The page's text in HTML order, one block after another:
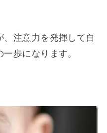
注意力を発揮して自
歩になります。